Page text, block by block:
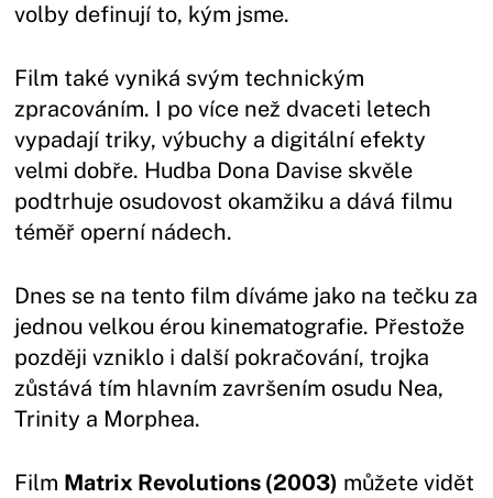
volby definují to, kým jsme.
Film také vyniká svým technickým
zpracováním. I po více než dvaceti letech
vypadají triky, výbuchy a digitální efekty
velmi dobře. Hudba Dona Davise skvěle
podtrhuje osudovost okamžiku a dává filmu
téměř operní nádech.
Dnes se na tento film díváme jako na tečku za
jednou velkou érou kinematografie. Přestože
později vzniklo i další pokračování, trojka
zůstává tím hlavním završením osudu Nea,
Trinity a Morphea.
Film Matrix Revolutions (2003) můžete vidět